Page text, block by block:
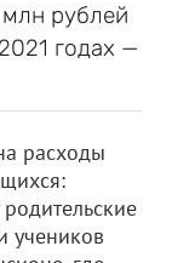
рублей
годах —
расходы
учеников